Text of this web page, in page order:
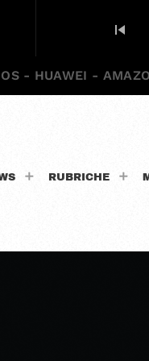
skip_previous
- HUAWEI -
RUBRICHE